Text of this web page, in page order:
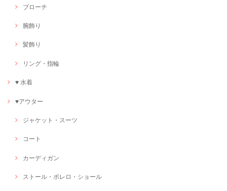
ブローチ
腕飾り
髪飾り
リング・指輪
♥ 水着
♥アウター
ジャケット・スーツ
コート
カーディガン
ストール・ボレロ・ショール